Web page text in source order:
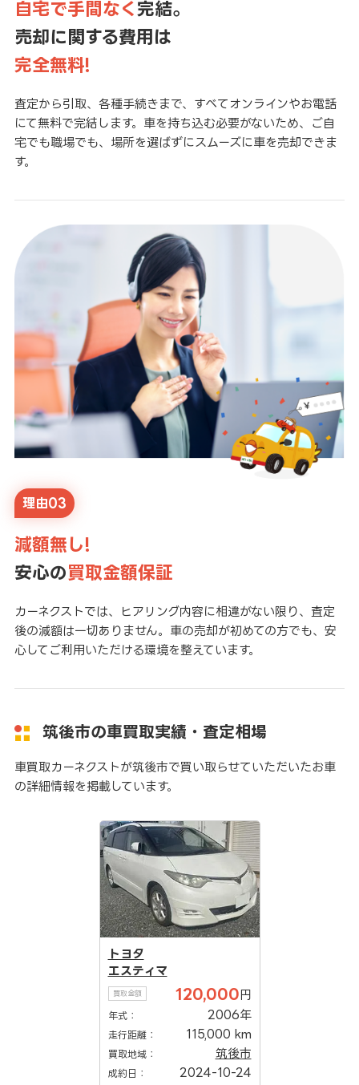
自宅で手間なく 完結。
売却に関する費用は
完全無料!
査定から引取、各種手続きまで、すべてオンラインやお電話
にて無料で完結します。車を持ち込む必要がないため、ご自
宅でも職場でも、場所を選ばずにスムーズに車を売却できま
す。
理由03
減額無し!
安心の買取金額保証
カーネクストでは、ヒアリング内容に相違がない限り、査定
後の減額は一切ありません。車の売却が初めての方でも、安
心してご利用いただける環境を整えています。
筑後市の車買取実績・査定相場
車買取カーネクストが筑後市で買い取らせていただいたお車
の詳細情報を掲載しています。
トヨタ
エスティマ
買取金額 120,000 円
年式： 2006年
走行距離： 115,000 km
買取地域： 筑後市
成約日： 2024-10-24